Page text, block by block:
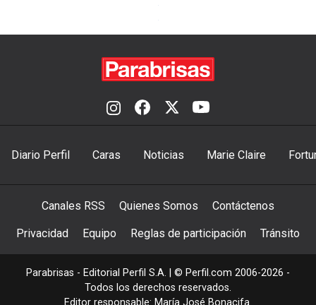
Diario Perfil Caras Noticias Marie Claire
Canales RSS Quienes Somos Contáctenos
Privacidad Equipo Reglas de participación Tránsito
Parabrisas - Editorial Perfil S.A. | © Perfil.com 2006-2026 -
Todos los derechos reservados.
Editor responsable: María José Bonacifa.